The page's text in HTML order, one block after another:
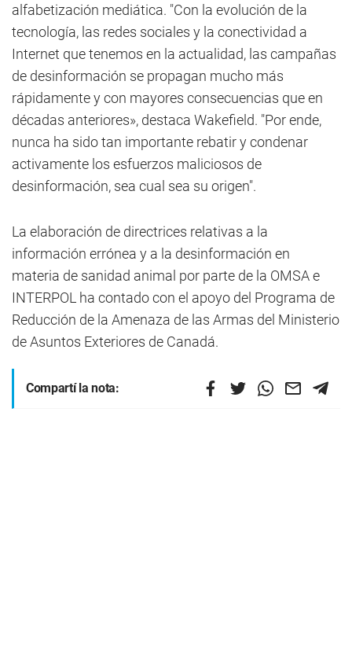
alfabetización mediática. "Con la evolución de la
tecnología, las redes sociales y la conectividad a
Internet que tenemos en la actualidad, las campañas
de desinformación se propagan mucho más
rápidamente y con mayores consecuencias que en
décadas anteriores», destaca Wakefield. "Por ende,
nunca ha sido tan importante rebatir y condenar
activamente los esfuerzos maliciosos de
desinformación, sea cual sea su origen".
La elaboración de directrices relativas a la
información errónea y a la desinformación en
materia de sanidad animal por parte de la OMSA e
INTERPOL ha contado con el apoyo del Programa de
Reducción de la Amenaza de las Armas del Ministerio
de Asuntos Exteriores de Canadá.
Compartí la nota: